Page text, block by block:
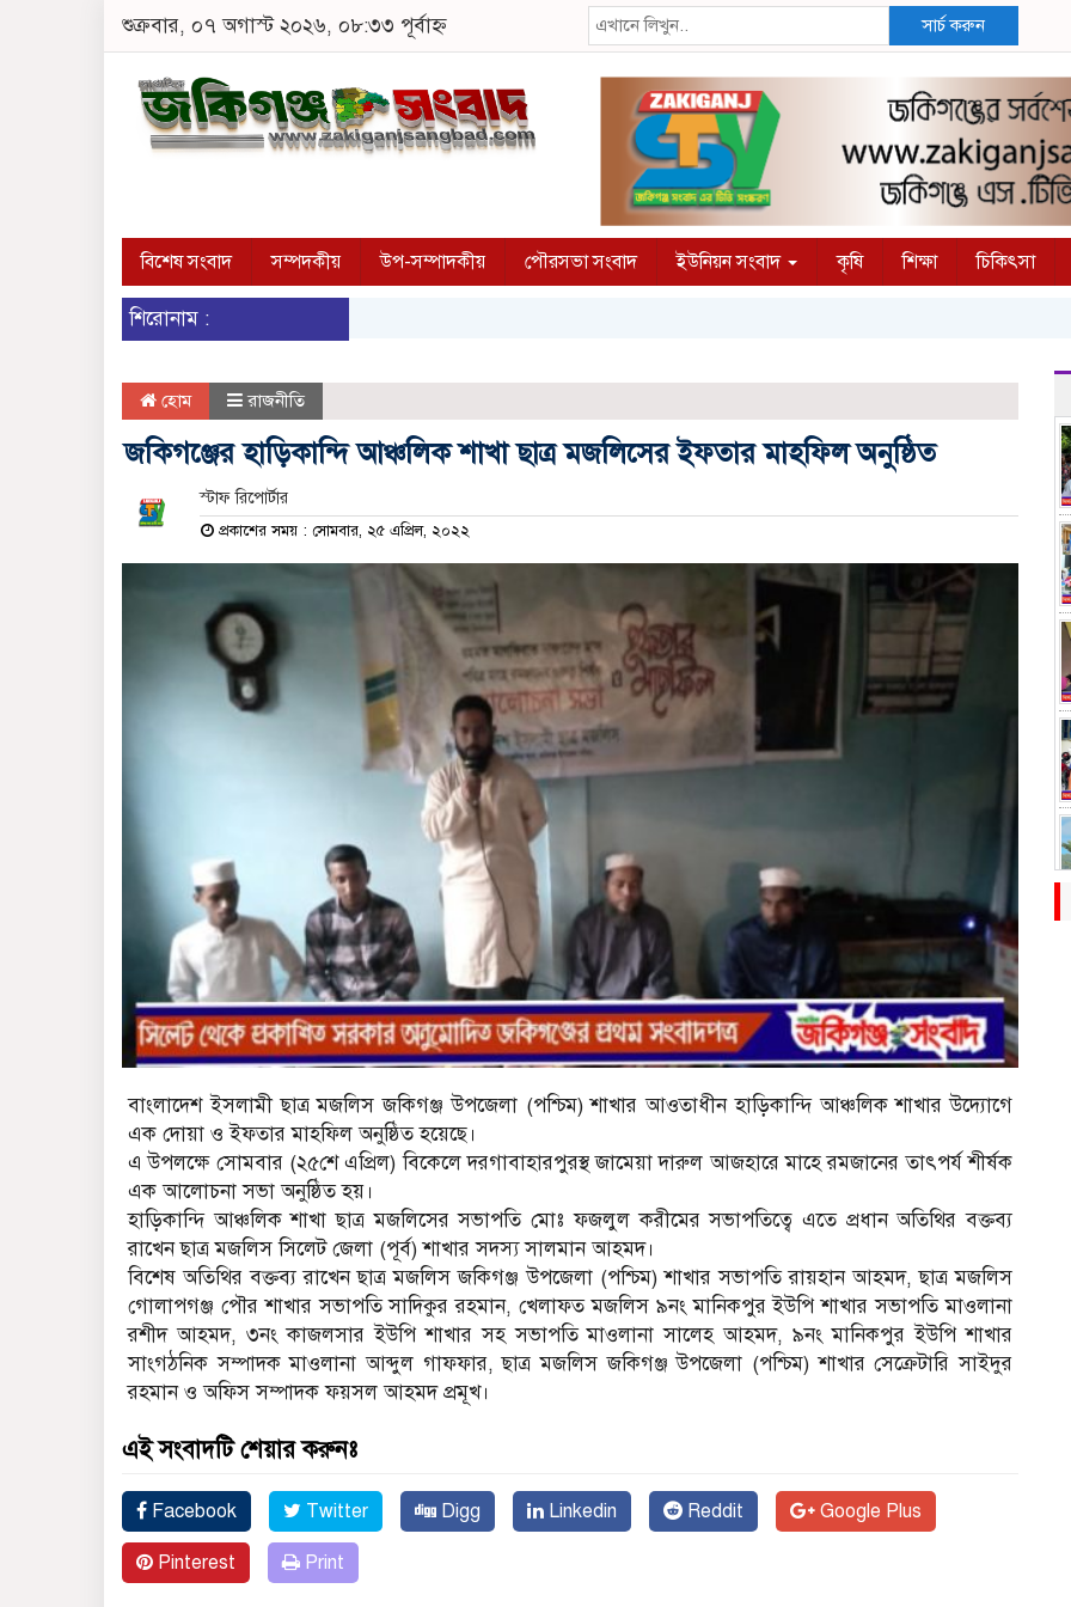
শুক্রবার, ০৭ অগাস্ট ২০২৬, ০৮:৩৩ পূর্বাহ্ন সার্চ করুন
বিশেষ সংবাদ সম্পদকীয় উপ-সম্পাদকীয় পৌরসভা সংবাদ ইউনিয়ন সংবাদ কৃষি শিক্ষা চিকিৎসা
শিরোনাম :
হোম রাজনীতি
জকিগঞ্জের হাড়িকান্দি আঞ্চলিক শাখা ছাত্র মজলিসের ইফতার মাহফিল অনুষ্ঠিত
স্টাফ রিপোর্টার
প্রকাশের সময় : সোমবার, ২৫ এপ্রিল, ২০২২
বাংলাদেশ ইসলামী ছাত্র মজলিস জকিগঞ্জ উপজেলা (পশ্চিম) শাখার আওতাধীন হাড়িকান্দি আঞ্চলিক শাখার উদ্যোগে
এক দোয়া ও ইফতার মাহফিল অনুষ্ঠিত হয়েছে।
এ উপলক্ষে সোমবার (২৫শে এপ্রিল) বিকেলে দরগাবাহারপুরস্থ জামেয়া দারুল আজহারে মাহে রমজানের তাৎপর্য শীর্ষক
এক আলোচনা সভা অনুষ্ঠিত হয়।
হাড়িকান্দি আঞ্চলিক শাখা ছাত্র মজলিসের সভাপতি মোঃ ফজলুল করীমের সভাপতিত্বে এতে প্রধান অতিথির বক্তব্য
রাখেন ছাত্র মজলিস সিলেট জেলা (পূর্ব) শাখার সদস্য সালমান আহমদ।
বিশেষ অতিথির বক্তব্য রাখেন ছাত্র মজলিস জকিগঞ্জ উপজেলা (পশ্চিম) শাখার সভাপতি রায়হান আহমদ, ছাত্র মজলিস
গোলাপগঞ্জ পৌর শাখার সভাপতি সাদিকুর রহমান, খেলাফত মজলিস ৯নং মানিকপুর ইউপি শাখার সভাপতি মাওলানা
রশীদ আহমদ, ৩নং কাজলসার ইউপি শাখার সহ সভাপতি মাওলানা সালেহ আহমদ, ৯নং মানিকপুর ইউপি শাখার
সাংগঠনিক সম্পাদক মাওলানা আব্দুল গাফফার, ছাত্র মজলিস জকিগঞ্জ উপজেলা (পশ্চিম) শাখার সেক্রেটারি সাইদুর
রহমান ও অফিস সম্পাদক ফয়সল আহমদ প্রমূখ।
এই সংবাদটি শেয়ার করুনঃ
Facebook Twitter Digg Linkedin Reddit Google Plus
Pinterest Print